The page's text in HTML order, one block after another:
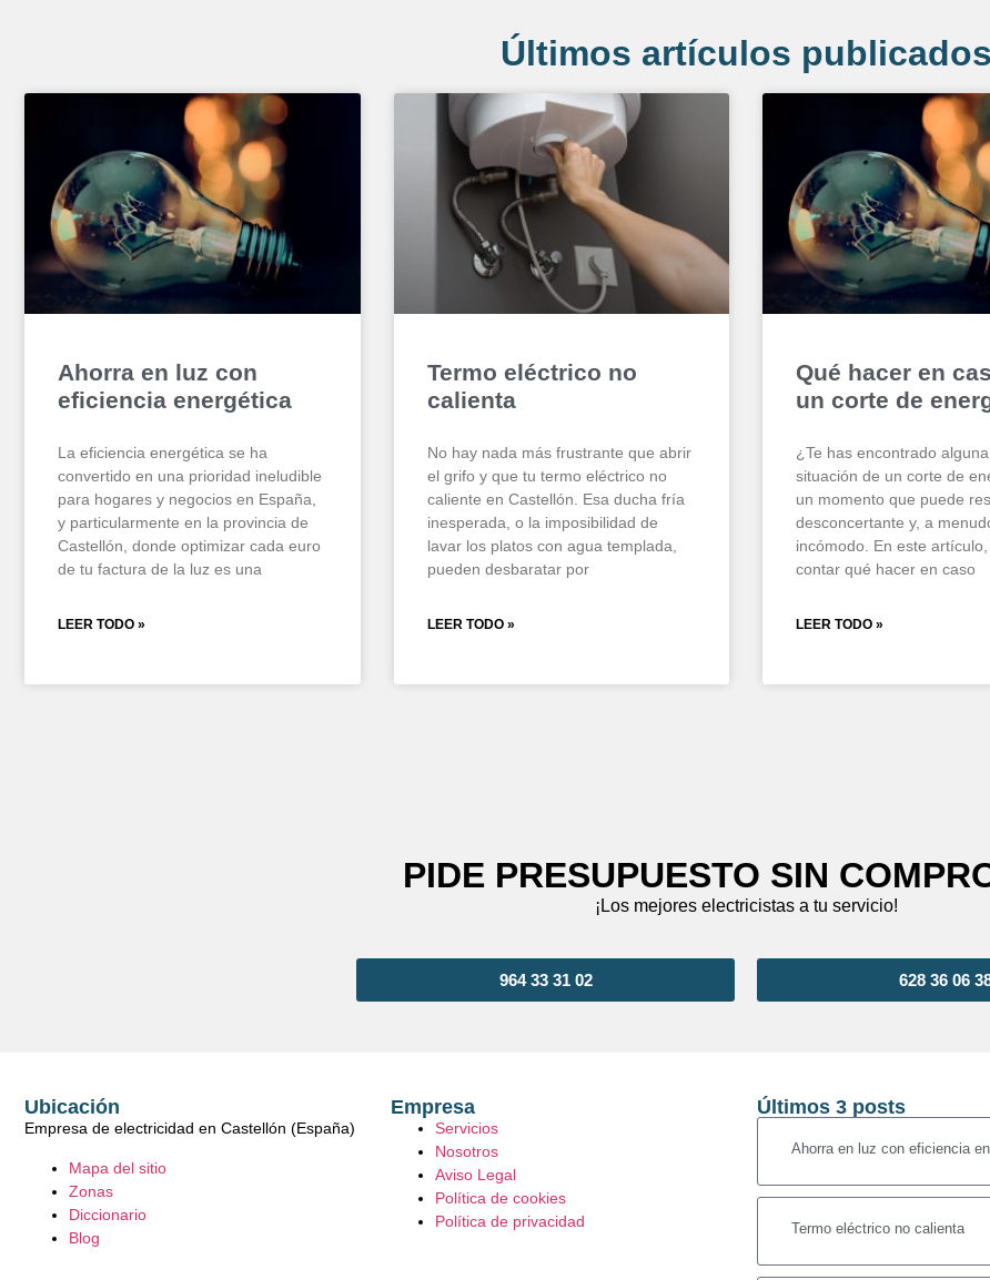
Últimos artículos publicados
Ahorra en luz con
eficiencia energética
La eficiencia energética se ha
convertido en una prioridad ineludible
para hogares y negocios en España,
y particularmente en la provincia de
Castellón, donde optimizar cada euro
de tu factura de la luz es una
LEER TODO »
Termo eléctrico no
calienta
No hay nada más frustrante que abrir
el grifo y que tu termo eléctrico no
caliente en Castellón. Esa ducha fría
inesperada, o la imposibilidad de
lavar los platos con agua templada,
pueden desbaratar por
LEER TODO »
Qué hacer en
un corte de
¿Te has encontrado
situación de un corte de
un momento que puede
desconcertante y, a
incómodo. En este
contar qué hacer en caso
LEER TODO »
PIDE PRESUPUESTO SIN
¡Los mejores electricistas a tu servicio!
628 36 06
964 33 31 02
Ubicación
Empresa de electricidad en Castellón (España)
Mapa del sitio
Zonas
Diccionario
Blog
Empresa
Servicios
Nosotros
Aviso Legal
Política de cookies
Política de privacidad
Últimos 3 posts
Ahorra en luz con eficiencia
Termo eléctrico no calienta